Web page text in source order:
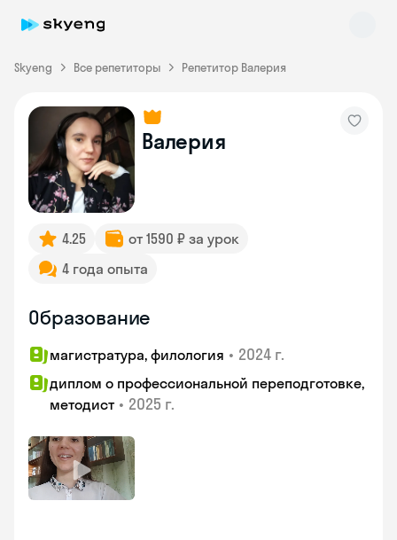
Skyeng Все репетиторы Репетитор Валерия
Валерия
4.25
от 1590 ₽ за урок
4 года опыта
Образование
магистратура, филология • 2024 г.
диплом о профессиональной переподготовке,
методист • 2025 г.
Skyeng Chat
online